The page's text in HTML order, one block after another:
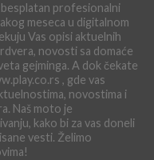
profesionalni
meseca u digitalnom
Vas opisi aktuelnih
novosti sa domaće
gejminga. A dok čekate
, gde vas
novostima i
Naš moto je
kako bi za vas doneli
vesti. Želimo